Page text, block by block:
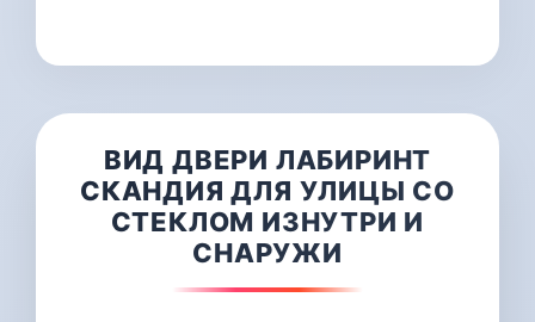
ВИД ДВЕРИ ЛАБИРИНТ
СКАНДИЯ ДЛЯ УЛИЦЫ СО
СТЕКЛОМ ИЗНУТРИ И
СНАРУЖИ